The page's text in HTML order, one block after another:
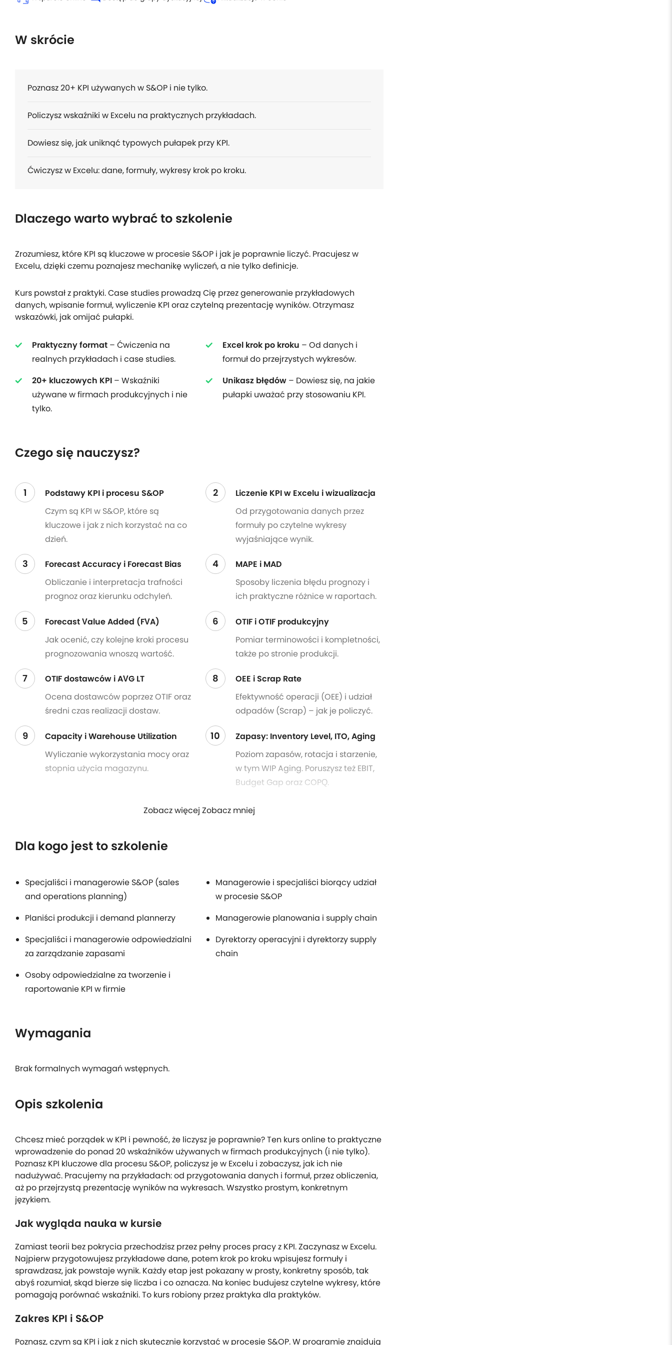
W skrócie
Poznasz 20+ KPI używanych w S&OP i nie tylko.
Policzysz wskaźniki w Excelu na praktycznych przykładach.
Dowiesz się, jak uniknąć typowych pułapek przy KPI.
Ćwiczysz w Excelu: dane, formuły, wykresy krok po kroku.
Dlaczego warto wybrać to szkolenie
Zrozumiesz, które KPI są kluczowe w procesie S&OP i jak je poprawnie liczyć. Pracujesz w
Excelu, dzięki czemu poznajesz mechanikę wyliczeń, a nie tylko definicje.
Kurs powstał z praktyki. Case studies prowadzą Cię przez generowanie przykładowych
danych, wpisanie formuł, wyliczenie KPI oraz czytelną prezentację wyników. Otrzymasz
wskazówki, jak omijać pułapki.
Praktyczny format – Ćwiczenia na
realnych przykładach i case studies.
Excel krok po kroku – Od danych i
formuł do przejrzystych wykresów.
20+ kluczowych KPI – Wskaźniki
używane w firmach produkcyjnych i nie
tylko.
Unikasz błędów– Dowiesz się, na jakie
pułapki uważać przy stosowaniu KPI.
Czego się nauczysz?
1
Podstawy KPI i procesu S&OP
Czym są KPI w S&OP, które są
kluczowe i jak z nich korzystać na co
dzień.
2
Liczenie KPI w Excelu i wizualizacja
Od przygotowania danych przez
formuły po czytelne wykresy
wyjaśniające wynik.
3
Forecast Accuracy i Forecast Bias
Obliczanie i interpretacja trafności
prognoz oraz kierunku odchyleń.
4
MAPE i MAD
Sposoby liczenia błędu prognozy i
ich praktyczne różnice w raportach.
5
Forecast Value Added (FVA)
Jak ocenić, czy kolejne kroki procesu
prognozowania wnoszą wartość.
6
OTIF i OTIF produkcyjny
Pomiar terminowości i kompletności,
także po stronie produkcji.
7
OTIF dostawców i AVG LT
Ocena dostawców poprzez OTIF oraz
średni czas realizacji dostaw.
8
OEE i Scrap Rate
Efektywność operacji (OEE) i udział
odpadów (Scrap) – jak je policzyć.
9
Capacity i Warehouse Utilization
Wyliczanie wykorzystania mocy oraz
stopnia użycia magazynu.
10
Zapasy: Inventory Level, ITO, Aging
Poziom zapasów, rotacja i starzenie,
w tym WIP Aging. Poruszysz też EBIT,
Budget Gap oraz COPQ.
Zobacz więcej Zobacz mniej
Dla kogo jest to szkolenie
Specjaliści i managerowie S&OP (sales
and operations planning)
Managerowie i specjaliści biorący udział
w procesie S&OP
Planiści produkcji i demand plannerzy
Managerowie planowania i supply chain
Specjaliści i managerowie odpowiedzialni
za zarządzanie zapasami
Dyrektorzy operacyjni i dyrektorzy supply
chain
Osoby odpowiedzialne za tworzenie i
raportowanie KPI w firmie
Wymagania
Brak formalnych wymagań wstępnych.
Opis szkolenia
Chcesz mieć porządek w KPI i pewność, że liczysz je poprawnie? Ten kurs online to praktyczne
wprowadzenie do ponad 20 wskaźników używanych w firmach produkcyjnych (i nie tylko).
Poznasz KPI kluczowe dla procesu S&OP, policzysz je w Excelu i zobaczysz, jak ich nie
nadużywać. Pracujemy na przykładach: od przygotowania danych i formuł, przez obliczenia,
aż po przejrzystą prezentację wyników na wykresach. Wszystko prostym, konkretnym
językiem.
Jak wygląda nauka w kursie
Zamiast teorii bez pokrycia przechodzisz przez pełny proces pracy z KPI. Zaczynasz w Excelu.
Najpierw przygotowujesz przykładowe dane, potem krok po kroku wpisujesz formuły i
sprawdzasz, jak powstaje wynik. Każdy etap jest pokazany w prosty, konkretny sposób, tak
abyś rozumiał, skąd bierze się liczba i co oznacza. Na koniec budujesz czytelne wykresy, które
pomagają porównać wskaźniki. To kurs robiony przez praktyka dla praktyków.
Zakres KPI i S&OP
Poznasz, czym są KPI i jak z nich skutecznie korzystać w procesie S&OP. W programie znajdują